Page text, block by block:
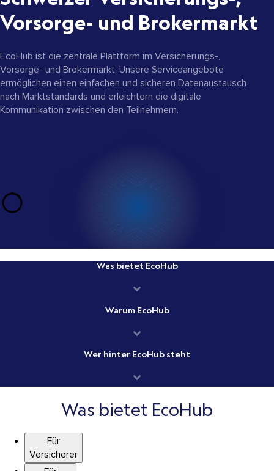
Vorsorge- und Brokermarkt
EcoHub ist die zentrale Plattform im Versicherungs-,
Vorsorge- und Brokermarkt. Unsere Serviceangebote
ermöglichen einen einfachen und sicheren Datenaustausch
nach Marktstandards und erleichtern die digitale
Kommunikation zwischen den Teilnehmern.
Was bietet EcoHub
Warum EcoHub
Wer hinter EcoHub steht
Was bietet EcoHub
Für
Versicherer